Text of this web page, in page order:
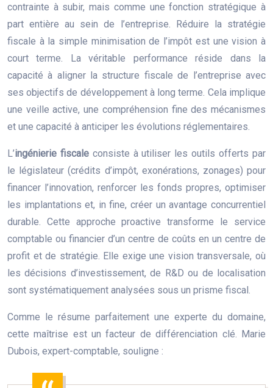
contrainte à subir, mais comme une fonction stratégique à
part entière au sein de l’entreprise. Réduire la stratégie
fiscale à la simple minimisation de l’impôt est une vision à
court terme. La véritable performance réside dans la
capacité à aligner la structure fiscale de l’entreprise avec
ses objectifs de développement à long terme. Cela implique
une veille active, une compréhension fine des mécanismes
et une capacité à anticiper les évolutions réglementaires.
L’ingénierie fiscaleconsiste à utiliser les outils offerts par
le législateur (crédits d’impôt, exonérations, zonages) pour
financer l’innovation, renforcer les fonds propres, optimiser
les implantations et, in fine, créer un avantage concurrentiel
durable. Cette approche proactive transforme le service
comptable ou financier d’un centre de coûts en un centre de
profit et de stratégie. Elle exige une vision transversale, où
les décisions d’investissement, de R&D ou de localisation
sont systématiquement analysées sous un prisme fiscal.
Comme le résume parfaitement une experte du domaine,
cette maîtrise est un facteur de différenciation clé. Marie
Dubois, expert-comptable, souligne :